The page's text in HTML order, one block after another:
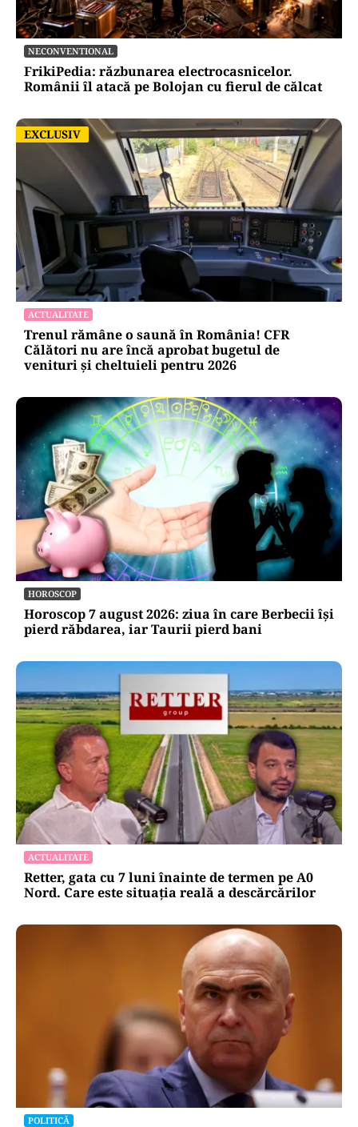
NECONVENTIONAL
FrikiPedia: răzbunarea electrocasnicelor.
Românii îl atacă pe Bolojan cu fierul de călcat
EXCLUSIV
EXCLUSIV
ACTUALITATE
Trenul rămâne o saună în România! CFR
Călători nu are încă aprobat bugetul de
venituri și cheltuieli pentru 2026
HOROSCOP
Horoscop 7 august 2026: ziua în care Berbecii își
pierd răbdarea, iar Taurii pierd bani
ACTUALITATE
Retter, gata cu 7 luni înainte de termen pe A0
Nord. Care este situația reală a descărcărilor
POLITICĂ